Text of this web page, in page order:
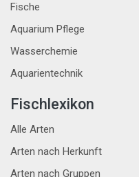
Fische
Aquarium Pflege
Wasserchemie
Aquarientechnik
Fischlexikon
Alle Arten
Arten nach Herkunft
Arten nach Gruppen